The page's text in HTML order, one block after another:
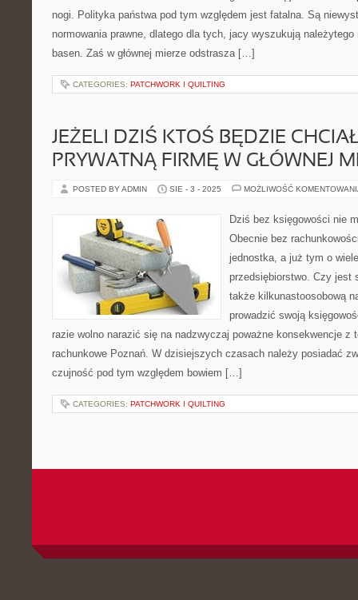
nogi. Polityka państwa pod tym względem jest fatalna. Są
normowania prawne, dlatego dla tych, jacy wyszukują
basen. Zaś w głównej mierze odstrasza […]
CATEGORIES: PATCHWORK I QUILTING
JEŻELI DZIŚ KTOŚ BĘDZIE
PRYWATNĄ FIRMĘ W GŁÓWNEJ
POSTED BY ADMIN SIE - 3 - 2025 MOŻLIWOŚĆ
Dziś bez księgowości nie
Obecnie bez
jednostka, a już tym o
przedsiębiorstwo. Czy jest
także kilkunastoosobową
prowadzić swoją
razie wolno narazić się na nadzwyczaj poważne konsekwencje z
rachunkowe Poznań. W dzisiejszych czasach należy posiadać
czujność pod tym względem bowiem […]
CATEGORIES: PATCHWORK I QUILTING